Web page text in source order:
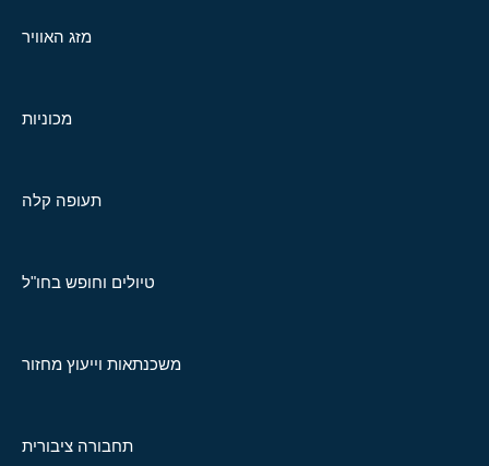
מזג האוויר
מכוניות
תעופה קלה
טיולים וחופש בחו"ל
משכנתאות וייעוץ מחזור
תחבורה ציבורית